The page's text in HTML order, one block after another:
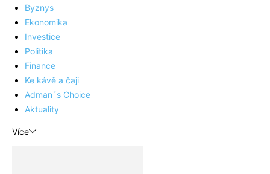
Byznys
Ekonomika
Investice
Politika
Finance
Ke kávě a čaji
Adman´s Choice
Aktuality
Více